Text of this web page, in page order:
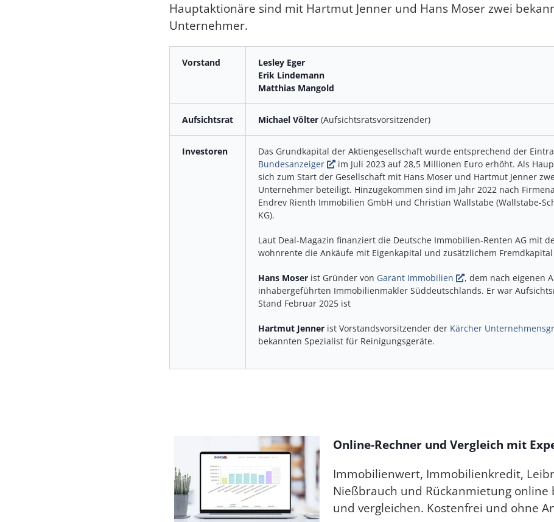
Hauptaktionäre sind mit Hartmut Jenner und Hans Moser zwei
Unternehmer.
Vorstand
Lesley Eger
Erik Lindemann
Matthias Mangold
Aufsichtsrat Michael Völter(Aufsichtsratsvorsitzender)
Investoren
Das Grundkapital der Aktiengesellschaft wurde entsprechend der
Bundesanzeiger
im Juli 2023 auf 28,5 Millionen Euro erhöht. Als
sich zum Start der Gesellschaft mit Hans Moser und Hartmut Jenner
Unternehmer beteiligt. Hinzugekommen sind im Jahr 2022 nach
Endrev Rienth Immobilien GmbH und Christian Wallstabe (Wallstabe-
KG).
Laut Deal-Magazin finanziert die Deutsche Immobilien-Renten AG mit
wohnrente die Ankäufe mit Eigenkapital und zusätzlichem
Hans Moserist Gründer von Garant Immobilien
, dem nach eigenen
inhabergeführten Immobilienmakler Süddeutschlands. Er war
Stand Februar 2025 ist
Hartmut Jennerist Vorstandsvorsitzender der Kärcher
bekannten Spezialist für Reinigungsgeräte.
Online-Rechner und Vergleich mit
Immobilienwert, Immobilienkredit,
Nießbrauch und Rückanmietung online
und vergleichen. Kostenfrei und ohne